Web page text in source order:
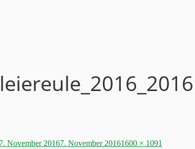
Posted
7. November 20167. November 2016Full
1600 × 1091